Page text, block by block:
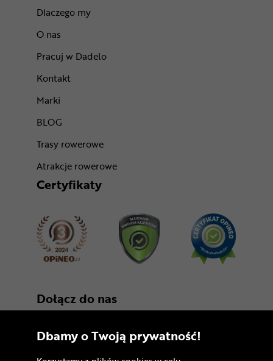
Dlaczego my
O nas
Pracuj w Dadelo
Kontakt
Marki
BLOG
Trasy rowerowe
Atrakcje rowerowe
Certyfikaty
Dołącz do nas
Dbamy o Twoją prywatność!